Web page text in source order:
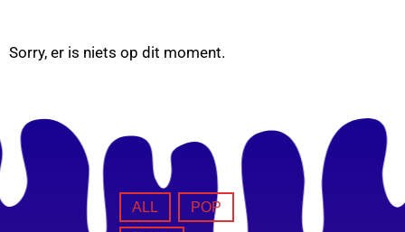
Sorry, er is niets op dit moment.
ALL POP